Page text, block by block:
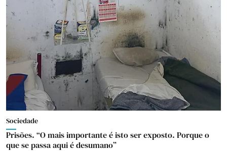
Sociedade
Prisões. “O mais importante é isto ser exposto. Porque o
que se passa aqui é desumano”